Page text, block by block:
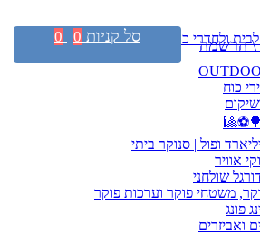
ולחדרי כושר
כוח
ופול | סנוקר ביתי
אוויר
שולחני
משטחי פוקר וערכות פוקר
פונג
ואביזרים
\ הרשמה סל קניות 0
0